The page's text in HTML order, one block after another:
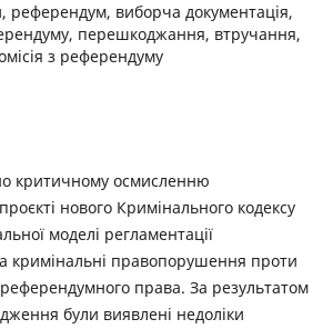
референдум, виборча документація,
перешкоджання, втручання,
з референдуму
критичному осмисленню
нового Кримінального кодексу
моделі регламентації
кримінальні правопорушення проти
права. За результатом
були виявлені недоліки